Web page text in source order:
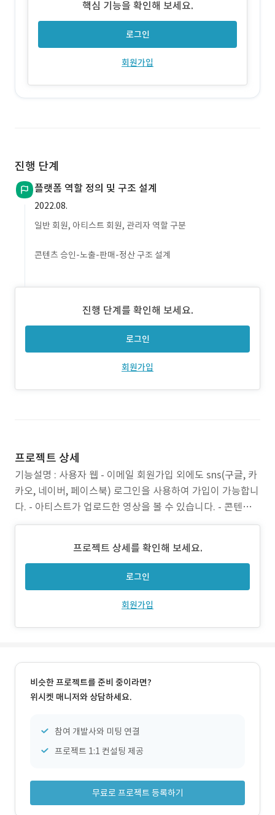
핵심 기능을 확인해 보세요.
로그인
회원가입
진행 단계
플랫폼 역할 정의 및 구조 설계
2022.08.
일반 회원, 아티스트 회원, 관리자 역할 구분
콘텐츠 승인-노출-판매-정산 구조 설계
진행 단계를 확인해 보세요.
로그인
회원가입
프로젝트 상세
기능설명 : 사용자 웹 - 이메일 회원가입 외에도 sns(구글, 카
카오, 네이버, 페이스북) 로그인을 사용하여 가입이 가능합니
다. - 아티스트가 업로드한 영상을 볼 수 있습니다. - 콘텐츠
리스트에서 마우스 오버 시 프리뷰 영상을 확인 할 수 있습니
리뷰 영상을 크게 볼 수 있으며 콘텐츠의 정보를 상세히 볼 수
프로젝트 상세를 확인해 보세요.
로그인
회원가입
비슷한 프로젝트를 준비 중이라면?
위시켓 매니저와 상담하세요.
참여 개발사와 미팅 연결
프로젝트 1:1 컨설팅 제공
무료로 프로젝트 등록하기